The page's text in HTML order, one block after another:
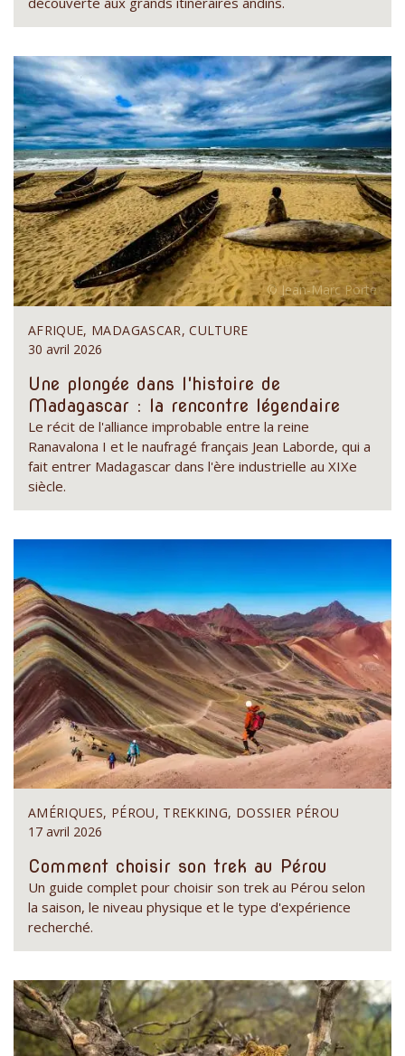
AFRIQUE, MADAGASCAR, CULTURE
30 avril 2026
Une plongée dans l'histoire de
Madagascar : la rencontre légendaire
Le récit de l'alliance improbable entre la reine
Ranavalona I et le naufragé français Jean Laborde, qui a
fait entrer Madagascar dans l'ère industrielle au XIXe
siècle.
AMÉRIQUES, PÉROU, TREKKING, DOSSIER PÉROU
17 avril 2026
Comment choisir son trek au Pérou
Un guide complet pour choisir son trek au Pérou selon
la saison, le niveau physique et le type d'expérience
recherché.